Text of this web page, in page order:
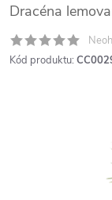
Dracéna
Kód produktu: